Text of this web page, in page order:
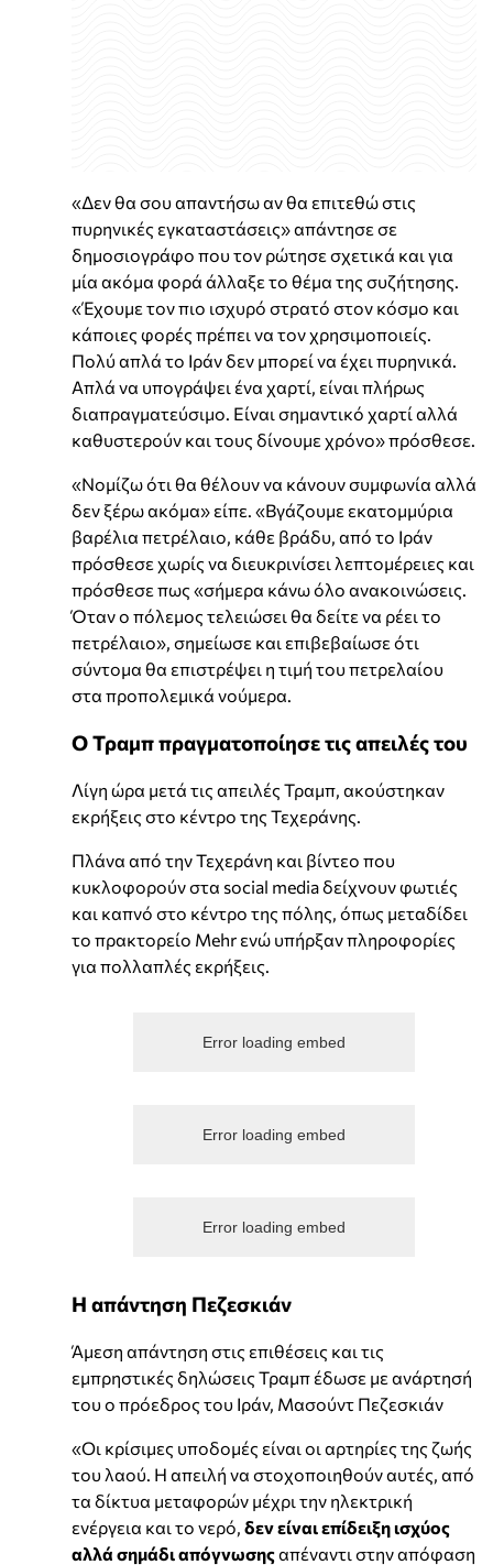
«Δεν θα σου απαντήσω αν θα επιτεθώ στις
πυρηνικές εγκαταστάσεις» απάντησε σε
δημοσιογράφο που τον ρώτησε σχετικά και για
μία ακόμα φορά άλλαξε το θέμα της συζήτησης.
«Έχουμε τον πιο ισχυρό στρατό στον κόσμο και
κάποιες φορές πρέπει να τον χρησιμοποιείς.
Πολύ απλά το Ιράν δεν μπορεί να έχει πυρηνικά.
Απλά να υπογράψει ένα χαρτί, είναι πλήρως
διαπραγματεύσιμο. Είναι σημαντικό χαρτί αλλά
καθυστερούν και τους δίνουμε χρόνο» πρόσθεσε.
«Νομίζω ότι θα θέλουν να κάνουν συμφωνία αλλά
δεν ξέρω ακόμα» είπε. «Βγάζουμε εκατομμύρια
βαρέλια πετρέλαιο, κάθε βράδυ, από το Ιράν
πρόσθεσε χωρίς να διευκρινίσει λεπτομέρειες και
πρόσθεσε πως «σήμερα κάνω όλο ανακοινώσεις.
Όταν ο πόλεμος τελειώσει θα δείτε να ρέει το
πετρέλαιο», σημείωσε και επιβεβαίωσε ότι
σύντομα θα επιστρέψει η τιμή του πετρελαίου
στα προπολεμικά νούμερα.
Ο Τραμπ πραγματοποίησε τις απειλές του
Λίγη ώρα μετά τις απειλές Τραμπ, ακούστηκαν
εκρήξεις στο κέντρο της Τεχεράνης.
Πλάνα από την Τεχεράνη και βίντεο που
κυκλοφορούν στα social media δείχνουν φωτιές
και καπνό στο κέντρο της πόλης, όπως μεταδίδει
το πρακτορείο Mehr ενώ υπήρξαν πληροφορίες
για πολλαπλές εκρήξεις.
Error loading embed
Error loading embed
Error loading embed
Η απάντηση Πεζεσκιάν
Άμεση απάντηση στις επιθέσεις και τις
εμπρηστικές δηλώσεις Τραμπ έδωσε με ανάρτησή
του ο πρόεδρος του Ιράν, Μασούντ Πεζεσκιάν
«Οι κρίσιμες υποδομές είναι οι αρτηρίες της ζωής
του λαού. Η απειλή να στοχοποιηθούν αυτές, από
τα δίκτυα μεταφορών μέχρι την ηλεκτρική
ενέργεια και το νερό, δεν είναι επίδειξη ισχύος
αλλά σημάδι απόγνωσηςαπέναντι στην απόφαση